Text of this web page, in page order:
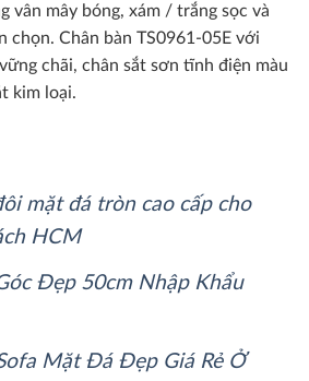
vân mây bóng, xám / trắng sọc và
chọn. Chân bàn TS0961-05E với
chãi, chân sắt sơn tĩnh điện màu
kim loại.
mặt đá tròn cao cấp cho
HCM
Đẹp 50cm Nhập Khẩu
Mặt Đá Đẹp Giá Rẻ Ở